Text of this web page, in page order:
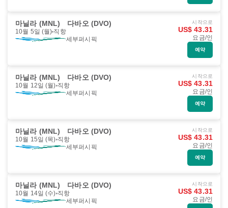
마닐라 (MNL) 다바오 (DVO)
10월 5일 (월) 직항
세부퍼시픽
시작으로
US$ 43.31
요금/인
예약
마닐라 (MNL) 다바오 (DVO)
10월 12일 (월) 직항
세부퍼시픽
시작으로
US$ 43.31
요금/인
예약
마닐라 (MNL) 다바오 (DVO)
10월 15일 (목) 직항
세부퍼시픽
시작으로
US$ 43.31
요금/인
예약
마닐라 (MNL) 다바오 (DVO)
10월 14일 (수) 직항
세부퍼시픽
시작으로
US$ 43.31
요금/인